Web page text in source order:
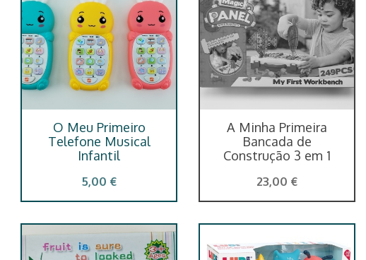
O Meu Primeiro
Telefone Musical
Infantil
5,00 €
A Minha Primeira
Bancada de
Construção 3 em 1
23,00 €